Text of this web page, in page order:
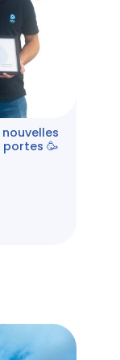
portes 🥳